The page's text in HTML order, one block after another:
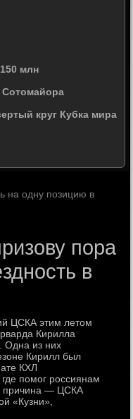
млн
круг Кубка мира
на одну позицию в
пора
в
ЦСКА этим летом
Кирилла
Одна из них
Кирилл был
КХЛ
помог россиянам
причина — ЦСКА
«Кузни»,